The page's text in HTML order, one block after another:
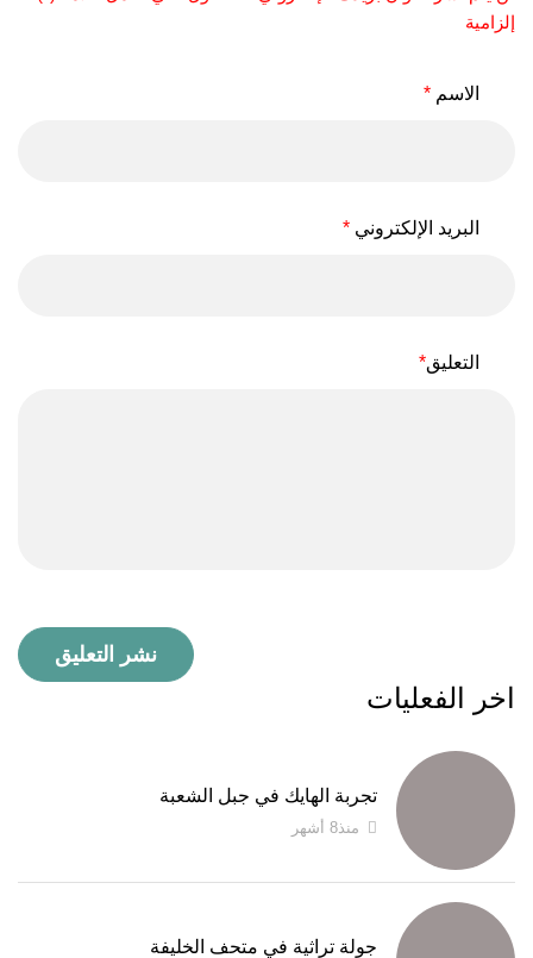
إلزامية
الاسم *
البريد الإلكتروني *
التعليق*
اخر الفعليات
تجربة الهايك في جبل الشعبة
منذ8 أشهر
جولة تراثية في متحف الخليفة